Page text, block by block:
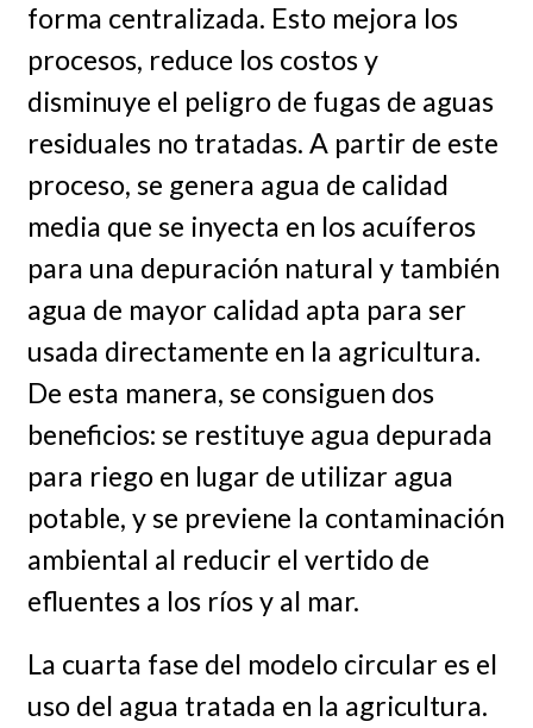
forma centralizada. Esto mejora los
procesos, reduce los costos y
disminuye el peligro de fugas de aguas
residuales no tratadas. A partir de este
proceso, se genera agua de calidad
media que se inyecta en los acuíferos
para una depuración natural y también
agua de mayor calidad apta para ser
usada directamente en la agricultura.
De esta manera, se consiguen dos
beneficios: se restituye agua depurada
para riego en lugar de utilizar agua
potable, y se previene la contaminación
ambiental al reducir el vertido de
efluentes a los ríos y al mar.
La cuarta fase del modelo circular es el
uso del agua tratada en la agricultura.